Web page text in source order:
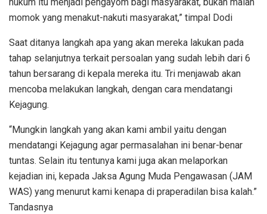
momok yang menakut-nakuti masyarakat,” timpal Dodi
Saat ditanya langkah apa yang akan mereka lakukan pada
tahap selanjutnya terkait persoalan yang sudah lebih dari 6
tahun bersarang di kepala mereka itu. Tri menjawab akan
mencoba melakukan langkah, dengan cara mendatangi
Kejagung.
“Mungkin langkah yang akan kami ambil yaitu dengan
mendatangi Kejagung agar permasalahan ini benar-benar
tuntas. Selain itu tentunya kami juga akan melaporkan
kejadian ini, kepada Jaksa Agung Muda Pengawasan (JAM
WAS) yang menurut kami kenapa di praperadilan bisa kalah.”
Tandasnya